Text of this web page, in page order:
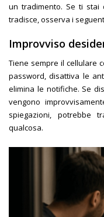
un tradimento. Se ti stai
tradisce, osserva i
Improvviso
Tiene sempre il cellulare
password, disattiva le
elimina le notifiche. Se
vengono
spiegazioni, potrebbe
qualcosa.